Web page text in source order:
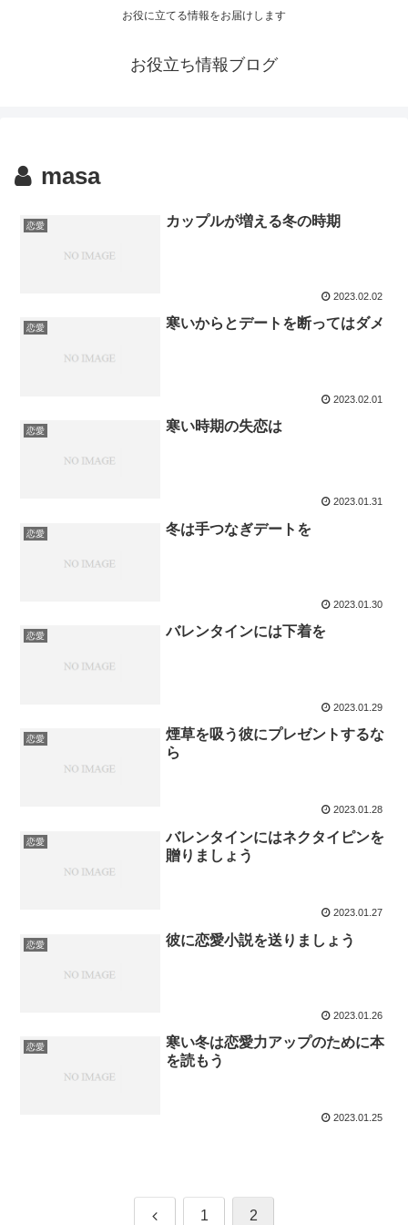
お役に立てる情報をお届けします
お役立ち情報ブログ
masa
恋愛 カップルが増える冬の時期
2023.02.02
恋愛 寒いからとデートを断ってはダメ
2023.02.01
恋愛 寒い時期の失恋は
2023.01.31
恋愛 冬は手つなぎデートを
2023.01.30
恋愛 バレンタインには下着を
2023.01.29
恋愛
煙草を吸う彼にプレゼントするな
ら
2023.01.28
恋愛
バレンタインにはネクタイピンを
贈りましょう
2023.01.27
恋愛 彼に恋愛小説を送りましょう
2023.01.26
恋愛
寒い冬は恋愛力アップのために本
を読もう
2023.01.25
前 1 2